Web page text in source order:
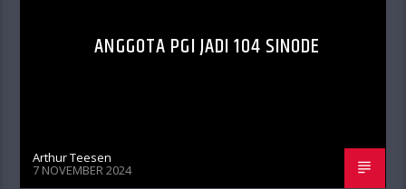
ANGGOTA PGI JADI 104 SINODE
Arthur Teesen
7 NOVEMBER 2024